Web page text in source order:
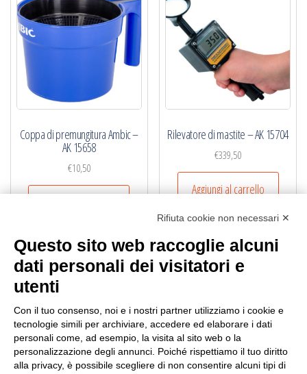
Coppa di premungitura Ambic –
AK 15658
€10,50
Rilevatore di mastite – AK 15704
€339,50
Aggiungi al carrello
NB.
Per informazioni sul pagamento mandare una mail.
Ogni ordine, avrà un costo di trasporto variabile da
minimo € 10,00:poichè vengono effettuati con imballi e procedure
speciali.Per conoscere la tariffa corretta della spedizione,
Rifiuta cookie non necessari ✕
Questo sito web raccoglie alcuni
dati personali dei visitatori e
utenti
Con il tuo consenso, noi e i nostri partner utilizziamo i cookie e
tecnologie simili per archiviare, accedere ed elaborare i dati
personali come, ad esempio, la visita al sito web o la
personalizzazione degli annunci. Poiché rispettiamo il tuo diritto
alla privacy, è possibile scegliere di non consentire alcuni tipi di